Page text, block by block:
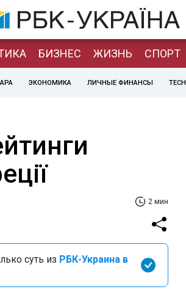
БИЗНЕС ЖИЗНЬ СПОРТ
ЭКОНОМИКА ЛИЧНЫЕ ФИНАНСЫ TECH
2 мин
суть из РБК-Украина в